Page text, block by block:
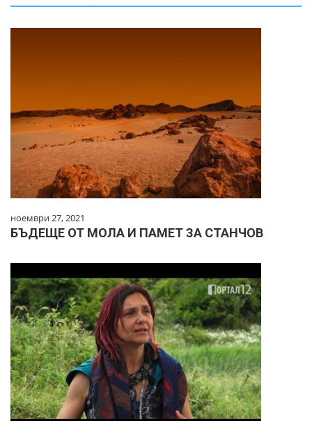
ноември 27, 2021
БЪДЕЩЕ ОТ МОЛА И ПАМЕТ ЗА СТАНЧОВ